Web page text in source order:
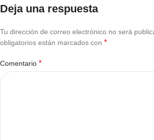
Deja una respuesta
Tu dirección de correo electrónico no será
obligatorios están marcados con *
Comentario *